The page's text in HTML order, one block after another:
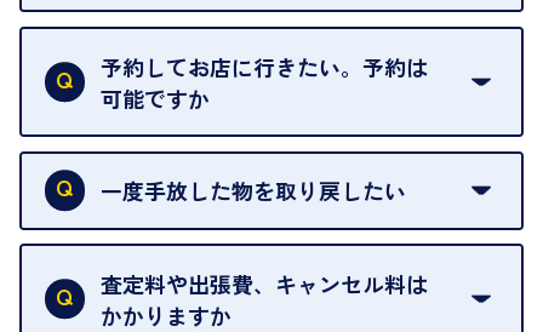
再販不可能な物は、場合によってはお断りすること
がございます。ご了承ください。
予約してお店に行きたい。予約は
可能ですか
申し訳ありませんが、現在はご来店の予約は承って
おりません。
を整えておりますので、お好きな時にお越しくださ
い。
お急ぎの場合はスタッフに一言お声がけください。
一度手放した物を取り戻したい
当店は質店ではありませんので、買い取ったお品物
は基本的に販売へと回されます。買い戻しはできま
せんので、ご了承ください。
査定料や出張費、キャンセル料は
かかりますか